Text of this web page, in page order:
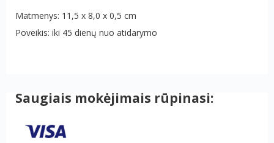
Matmenys: 11,5 x 8,0 x 0,5 cm
Poveikis: iki 45 dienų nuo atidarymo
Saugiais mokėjimais rūpinasi: